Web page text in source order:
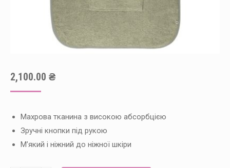
2,100.00 ₴
Махрова тканина з високою абсорбцією
Зручні кнопки під рукою
М’який і ніжний до ніжної шкіри